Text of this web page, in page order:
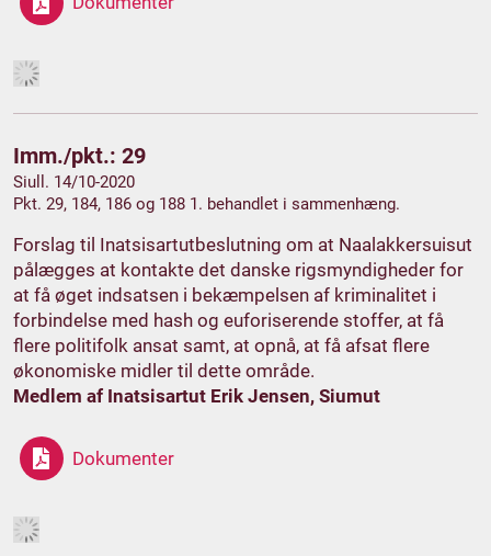
Imm./pkt.: 29
Siull. 14/10-2020
Pkt. 29, 184, 186 og 188 1. behandlet i sammenhæng.
Forslag til Inatsisartutbeslutning om at Naalakkersuisut
pålægges at kontakte det danske rigsmyndigheder for
at få øget indsatsen i bekæmpelsen af kriminalitet i
forbindelse med hash og euforiserende stoffer, at få
flere politifolk ansat samt, at opnå, at få afsat flere
økonomiske midler til dette område.
Medlem af Inatsisartut Erik Jensen, Siumut
Dokumenter